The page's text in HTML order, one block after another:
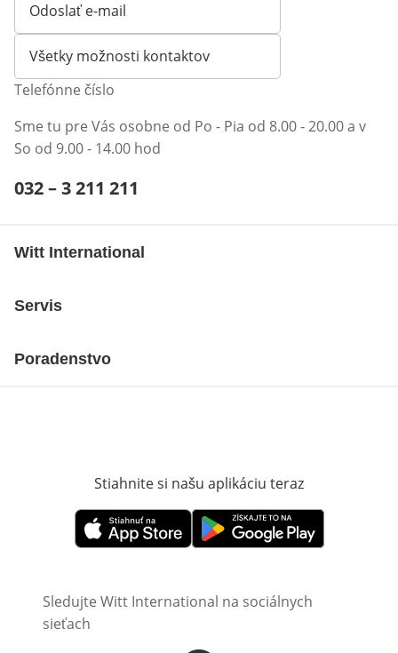
Odoslať e-mail
Otvorí e-mailového klienta
Všetky možnosti kontaktov
Telefónne číslo
Sme tu pre Vás osobne od Po - Pia od 8.00 - 20.00 a v
So od 9.00 - 14.00 hod
Telefónne číslo:
032 – 3 211 211
Witt International
Servis
Poradenstvo
Stiahnite si našu aplikáciu teraz
Otvorí sa vnovom okneOtvorí sa vnovom okne
Sledujte Witt International na sociálnych
sieťach